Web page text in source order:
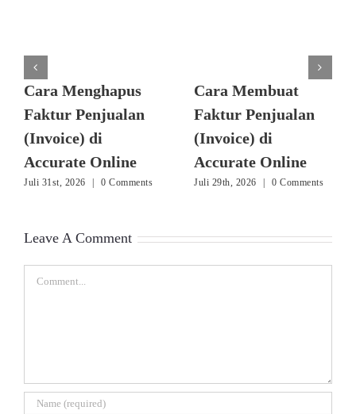
Cara Menghapus
Faktur Penjualan
(Invoice) di
Accurate Online
Juli 31st, 2026 0 Comments
Cara Membuat
Faktur Penjualan
(Invoice) di
Accurate Online
Juli 29th, 2026 0 Comments
Leave A Comment